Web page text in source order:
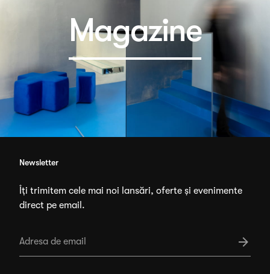
Magazine
Newsletter
Îți trimitem cele mai noi lansări, oferte și evenimente
direct pe email.